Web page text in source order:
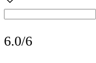
6.0/6